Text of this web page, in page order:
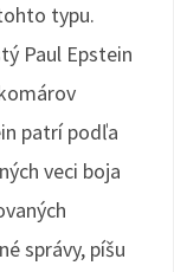
typu.
Paul Epstein
patrí podľa
veci boja
správy, píšu